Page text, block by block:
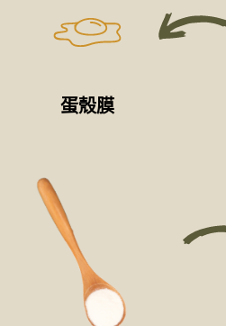
蛋殼膜